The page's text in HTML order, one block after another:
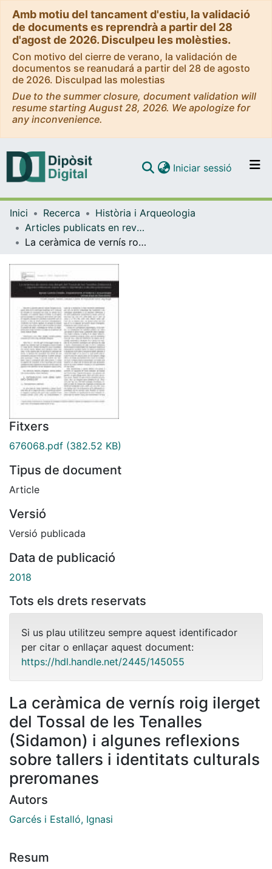
Amb motiu del tancament d'estiu, la validació
de documents es reprendrà a partir del 28
d'agost de 2026. Disculpeu les molèsties.
Con motivo del cierre de verano, la validación de
documentos se reanudará a partir del 28 de agosto
de 2026. Disculpad las molestias
Due to the summer closure, document validation will
resume starting August 28, 2026. We apologize for
any inconvenience.
Navega per tot el DD
Iniciar sessió (current)
Inici Recerca
Història i Arqueologia
Articles publicats en revistes (Història i Arqueologia)
La ceràmica de vernís roig ilerget del Tossal de les Tenalles (Sidamon) i algunes reflexions sobre tallers i identitats culturals preromanes
Fitxers
676068.pdf (382.52 KB)
Tipus de document
Article
Versió
Versió publicada
Data de publicació
2018
Tots els drets reservats
Si us plau utilitzeu sempre aquest identificador
per citar o enllaçar aquest document:
https://hdl.handle.net/2445/145055
La ceràmica de vernís roig ilerget
del Tossal de les Tenalles
(Sidamon) i algunes reflexions
sobre tallers i identitats culturals
preromanes
Autors
Garcés i Estalló, Ignasi
Resum